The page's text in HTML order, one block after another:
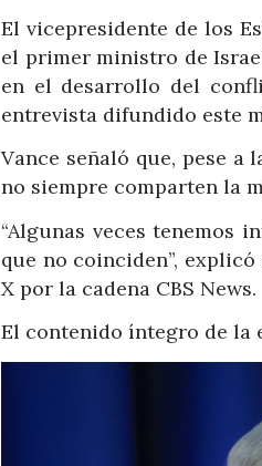
El vicepresidente de los
el primer ministro de
en el desarrollo del
entrevista difundido este
Vance señaló que, pese a
no siempre comparten la
“Algunas veces tenemos
que no coinciden”,
X por la cadena CBS News.
El contenido íntegro de la